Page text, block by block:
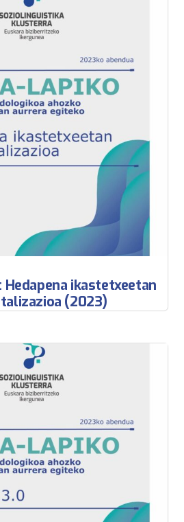
Hedapena ikastetxeetan
(2023)